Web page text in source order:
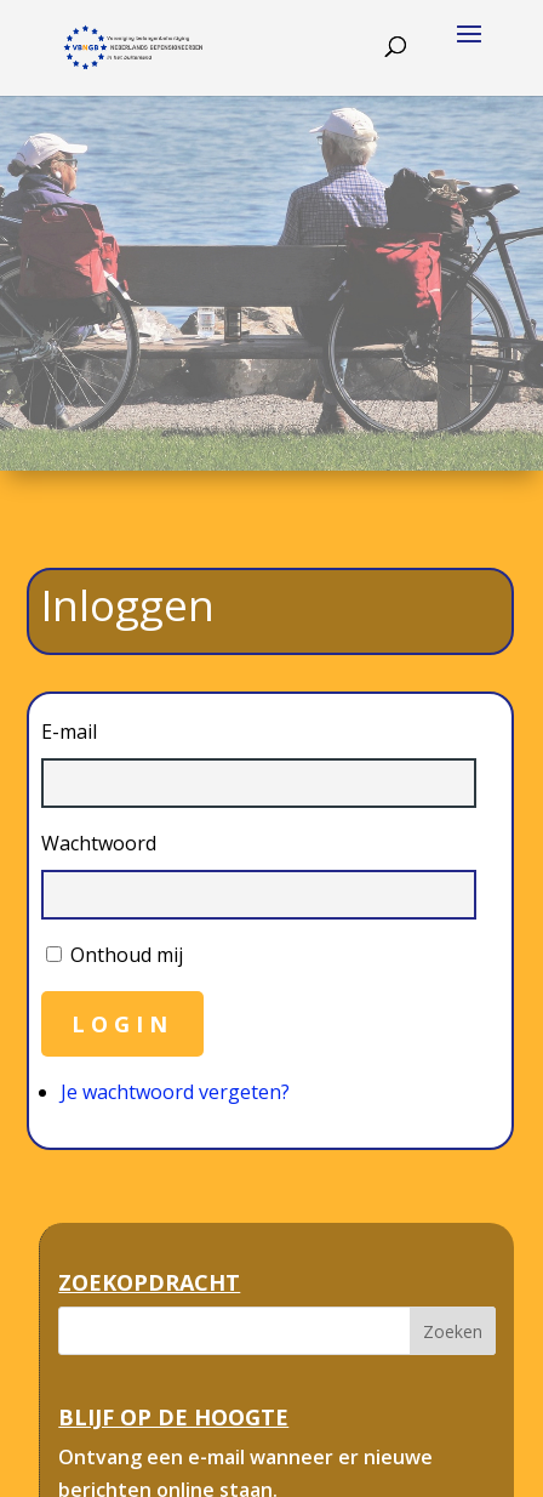
Inloggen
E-mail
Wachtwoord
Onthoud mij
LOGIN
Je wachtwoord vergeten?
ZOEKOPDRACHT
BLIJF OP DE HOOGTE
Ontvang een e-mail wanneer er nieuwe
berichten online staan.